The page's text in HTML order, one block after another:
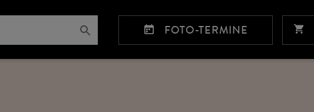
FOTO-TERMINE